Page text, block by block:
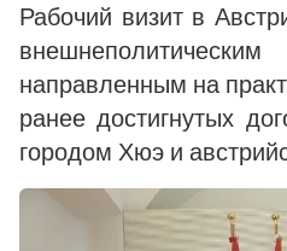
Рабочий визит в
направленным на
ранее достигнутых
городом Хюэ и